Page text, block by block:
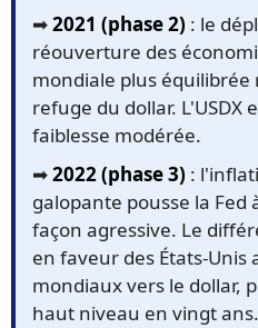
➡️2021 (phase 2) : le
réouverture des
mondiale plus
refuge du dollar. L'USDX
faiblesse modérée.
➡️2022 (phase 3) :
galopante pousse la Fed
façon agressive. Le
en faveur des États-Unis
mondiaux vers le dollar,
haut niveau en vingt ans.